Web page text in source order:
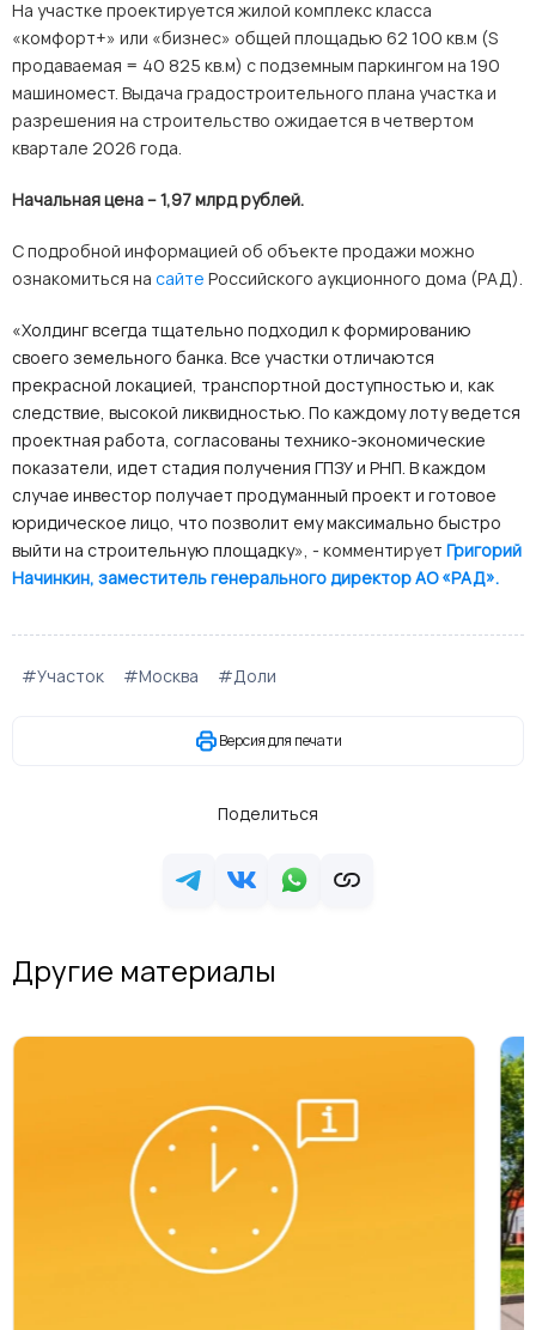
На участке проектируется жилой комплекс класса
«комфорт+» или «бизнес» общей площадью 62 100 кв.м (S
продаваемая = 40 825 кв.м) с подземным паркингом на 190
машиномест. Выдача градостроительного плана участка и
разрешения на строительство ожидается в четвертом
квартале 2026 года.
Начальная цена – 1,97 млрд рублей.
С подробной информацией об объекте продажи можно
ознакомиться на сайте Российского аукционного дома (РАД).
«Холдинг всегда тщательно подходил к формированию
своего земельного банка. Все участки отличаются
прекрасной локацией, транспортной доступностью и, как
следствие, высокой ликвидностью. По каждому лоту ведется
проектная работа, согласованы технико-экономические
показатели, идет стадия получения ГПЗУ и РНП. В каждом
случае инвестор получает продуманный проект и готовое
юридическое лицо, что позволит ему максимально быстро
выйти на строительную площадку», - комментирует Григорий
Начинкин, заместитель генерального директор АО «РАД».
#Участок #Москва #Доли
Версия для печати
Поделиться
Другие материалы